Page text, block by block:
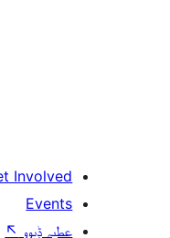
Involved
Events
عطیہ ݙیوو ↖